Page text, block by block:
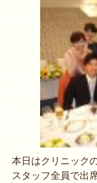
本日はクリニック
スタッフ全員で出